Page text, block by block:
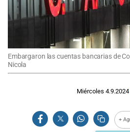
Embargaron las cuentas bancarias de
Nicola
Miércoles 4.9.2024
+